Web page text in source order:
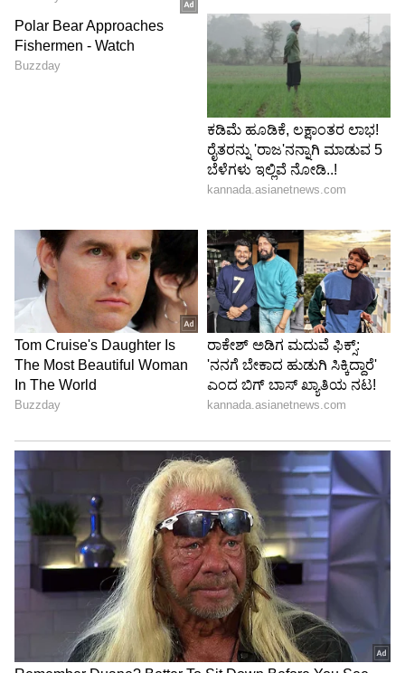
ದ್ರಾಸ್, ಕಾರ್ಗಿಲ್, ಲೇಹ್ ಸೇರಿ ಗಡಿಯ ಸೂಕ್ಷ್ಮ ಪ್ರದೇಶಗಳಿಗೆ
ಜನರ ಹಾಗೂ ಸರಕುಗಳ ಸಂಚಾರ ಸುಗಮವಾಗಲಿದ್ದು,
ಪ್ರವಾಸೋದ್ಯಮ, ವ್ಯಾಪಾರ ಹಾಗೂ ತುರ್ತು ಸೇವೆಗಳಿಗೆ
ಉತ್ತೇಜನ ಸಿಗಲಿದೆ. ರಾಷ್ಟ್ರದ ಭದ್ರತೆ ಮತ್ತು ಸೇನಾ ಲಾಜಿಸ್ಟಿಕ್ಸ್
ದೃಷ್ಟಿಯಿಂದಲೂ ಈ ಸುರಂಗ ಅತ್ಯಂತ ಮಹತ್ವದ್ದಾಗಿದೆ.
6
Image Credit :Our Own
ಯೋಜನೆಯ ಪ್ರಮುಖ ಅಂಕಿ-ಅಂಶಗಳು